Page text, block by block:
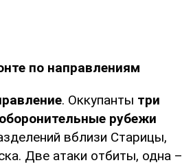
по направлениям
. Оккупанты три
рубежи
вблизи Старицы,
Две атаки отбиты, одна –